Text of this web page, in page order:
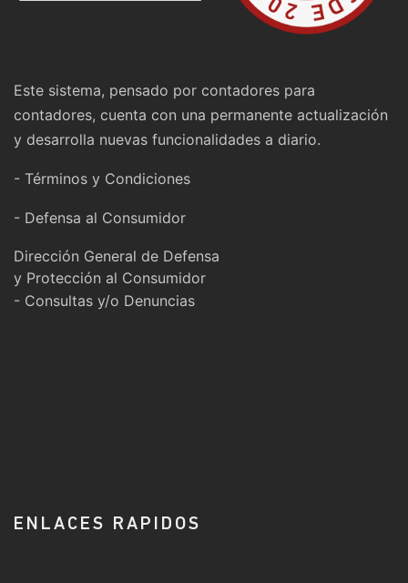
Este sistema, pensado por contadores para
contadores, cuenta con una permanente actualización
y desarrolla nuevas funcionalidades a diario.
- Términos y Condiciones
- Defensa al Consumidor
Dirección General de Defensa
y Protección al Consumidor
- Consultas y/o Denuncias
ENLACES RAPIDOS